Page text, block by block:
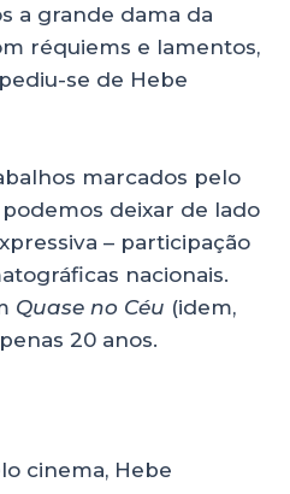
a
re
a grande dama da
réquiems e lamentos,
se de Hebe
marcados pelo
deixar de lado
– participação
nacionais.
Quase no Céu (idem,
20 anos.
cinema, Hebe